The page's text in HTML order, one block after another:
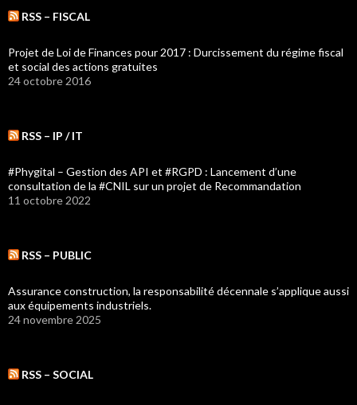
RSS – FISCAL
Projet de Loi de Finances pour 2017 : Durcissement du régime fiscal
et social des actions gratuites
24 octobre 2016
RSS – IP / IT
#Phygital – Gestion des API et #RGPD : Lancement d’une
consultation de la #CNIL sur un projet de Recommandation
11 octobre 2022
RSS – PUBLIC
Assurance construction, la responsabilité décennale s’applique aussi
aux équipements industriels.
24 novembre 2025
RSS – SOCIAL